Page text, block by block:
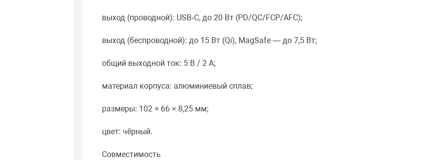
выход (проводной): USB‑C, до 20 Вт (PD/QC/FCP/AFC);
выход (беспроводной): до 15 Вт (Qi), MagSafe — до 7,5 Вт;
общий выходной ток: 5 В / 2 А;
материал корпуса: алюминиевый сплав;
размеры: 102 × 66 × 8,25 мм;
цвет: чёрный.
Совместимость